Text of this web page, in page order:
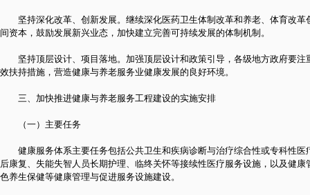
坚持深化改革、创新发展。继续深化医药卫生体制改革和养老、体育改革
间资本，鼓励发展新兴业态，加快建立完善可持续发展的体制机制。
坚持顶层设计、项目落地。加强顶层设计和政策引导，各级地方政府要注
效扶持措施，营造健康与养老服务业健康发展的良好环境。
三、加快推进健康与养老服务工程建设的实施安排
（一）主要任务
健康服务体系主要任务包括公共卫生和疾病诊断与治疗综合性或专科性医
后康复、失能失智人员长期护理、临终关怀等接续性医疗服务设施，以及健
色养生保健等健康管理与促进服务设施建设。